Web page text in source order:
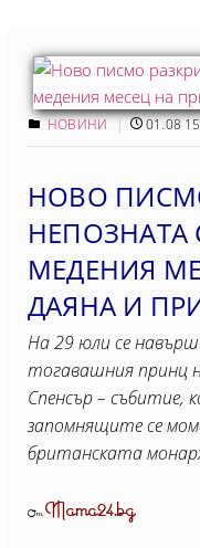
НОВИНИ 01.08
НОВО
НЕПОЗНАТА
МЕДЕНИЯ
ДАЯНА И
На 29 юли се
тогавашния принц
Спенсър – събитие,
запомнящите се
британската
ОтMama24.bg